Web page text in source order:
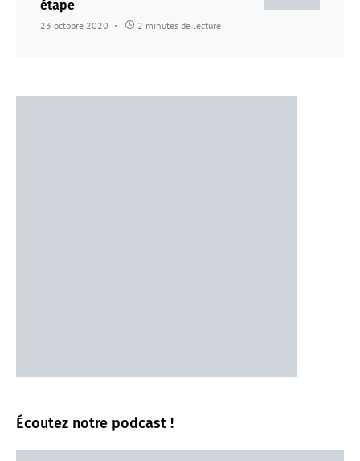
étape
23 octobre 2020 2 minutes de lecture
Écoutez notre podcast !